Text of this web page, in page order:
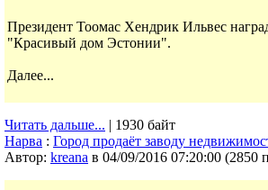
Президент Тоомас Хендрик Ильвес
"Красивый дом Эстонии".
Далее...
Читать дальше... | 1930 байт
Нарва : Город продаёт заводу
Автор: kreana в 04/09/2016 07:20:00 (2850